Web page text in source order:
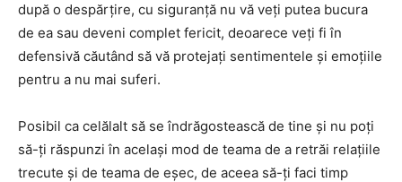
după o despărțire, cu siguranță nu vă veți putea bucura
de ea sau deveni complet fericit, deoarece veți fi în
defensivă căutând să vă protejați sentimentele și emoțiile
pentru a nu mai suferi.
Posibil ca celălalt să se îndrăgostească de tine și nu poți
să-ți răspunzi în același mod de teama de a retrăi relațiile
trecute și de teama de eșec, de aceea să-ți faci timp